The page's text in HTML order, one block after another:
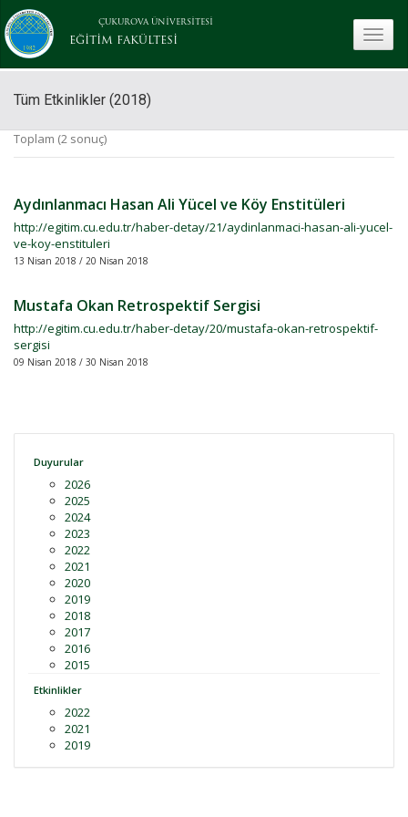
ÇUKUROVA ÜNİVERSİTESİ
EĞİTİM FAKÜLTESİ
Tüm Etkinlikler (2018)
Toplam (2 sonuç)
Aydınlanmacı Hasan Ali Yücel ve Köy Enstitüleri
http://egitim.cu.edu.tr/haber-detay/21/aydinlanmaci-hasan-ali-yucel-
ve-koy-enstituleri
13 Nisan 2018 / 20 Nisan 2018
Mustafa Okan Retrospektif Sergisi
http://egitim.cu.edu.tr/haber-detay/20/mustafa-okan-retrospektif-
sergisi
09 Nisan 2018 / 30 Nisan 2018
Duyurular
2026
2025
2024
2023
2022
2021
2020
2019
2018
2017
2016
2015
Etkinlikler
2022
2021
2019